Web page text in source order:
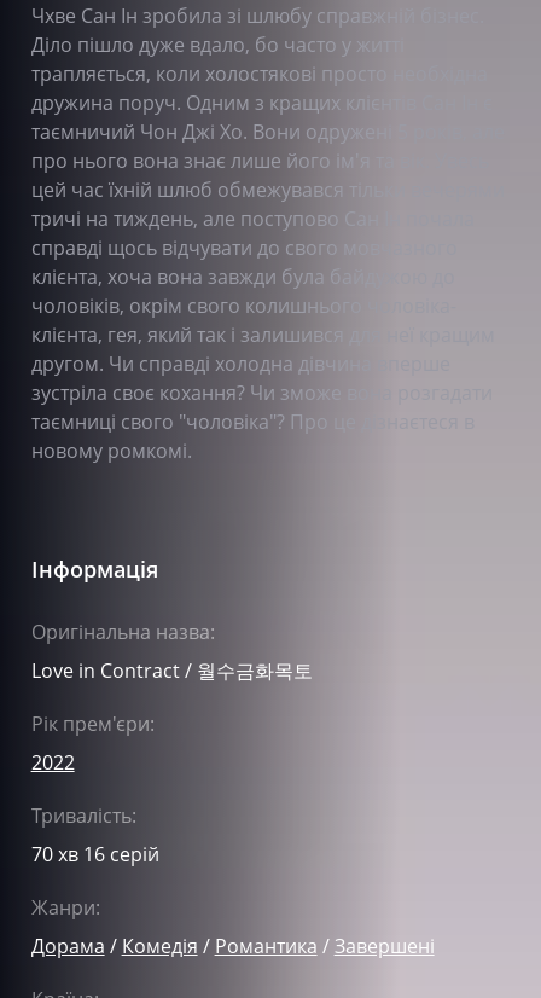
Чхве Сан Ін зробила зі шлюбу справжній бізнес.
Діло пішло дуже вдало, бо часто у житті
трапляється, коли холостякові просто необхідна
дружина поруч. Одним з кращих клієнтів Сан Ін є
таємничий Чон Джі Хо. Вони одружені 5 років, але
про нього вона знає лише його ім'я та вік. Увесь
цей час їхній шлюб обмежувався тільки вечерями
тричі на тиждень, але поступово Сан Ін почала
справді щось відчувати до свого мовчазного
клієнта, хоча вона завжди була байдужою до
чоловіків, окрім свого колишнього чоловіка-
клієнта, гея, який так і залишився для неї кращим
другом. Чи справді холодна дівчина вперше
зустріла своє кохання? Чи зможе вона розгадати
таємниці свого "чоловіка"? Про це дізнаєтеся в
новому ромкомі.
Інформація
Оригінальна назва:
Love in Contract / 월수금화목토
Рік прем'єри:
2022
Тривалість:
70 хв 16 серій
Жанри:
Дорама / Комедія / Романтика /Завершені